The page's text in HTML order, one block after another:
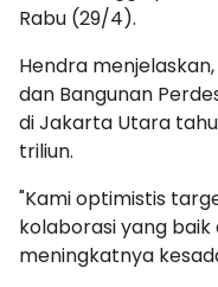
Rabu (29/4).
Hendra
dan Bangunan
di Jakarta Utara
triliun.
"Kami optimistis
kolaborasi yang
meningkatnya